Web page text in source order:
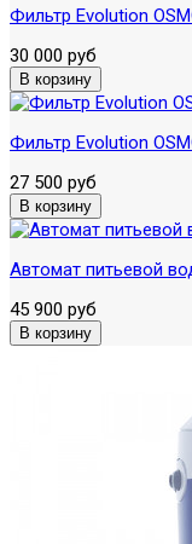
Фильтр Evolution
30 000 руб
Фильтр Evolution
27 500 руб
Автомат питьевой
45 900 руб